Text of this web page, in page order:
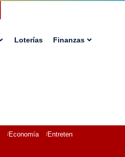
Loterías Finanzas
Economía Entretenimiento